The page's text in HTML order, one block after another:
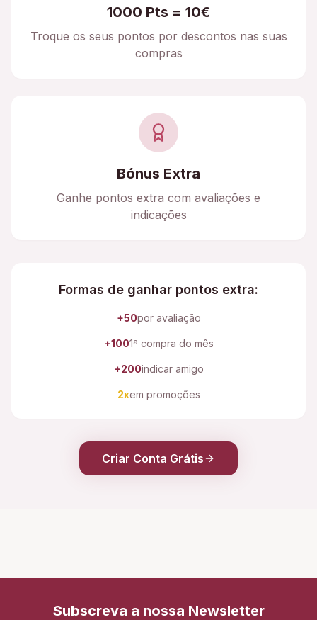
1000 Pts = 10€
Troque os seus pontos por descontos nas suas
compras
Bónus Extra
Ganhe pontos extra com avaliações e
indicações
Formas de ganhar pontos extra:
+50por avaliação
+1001ª compra do mês
+200indicar amigo
2xem promoções
Criar Conta Grátis
Subscreva a nossa Newsletter